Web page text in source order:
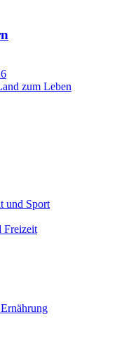
zum Leben
und Sport
Freizeit